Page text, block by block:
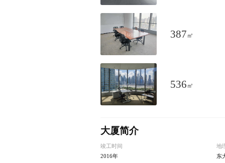
387 ㎡
536 ㎡
大厦简介
竣工时间
2016年
地
东